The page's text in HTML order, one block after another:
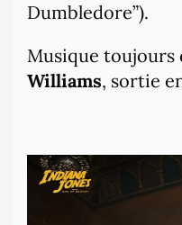
Dumbledore”).
Musique toujours
Williams, sortie